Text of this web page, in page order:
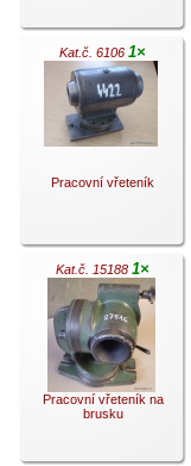
.
Kat.č. 6106 1×
Pracovní vřeteník
.
Kat.č. 15188 1×
Pracovní vřeteník na
brusku